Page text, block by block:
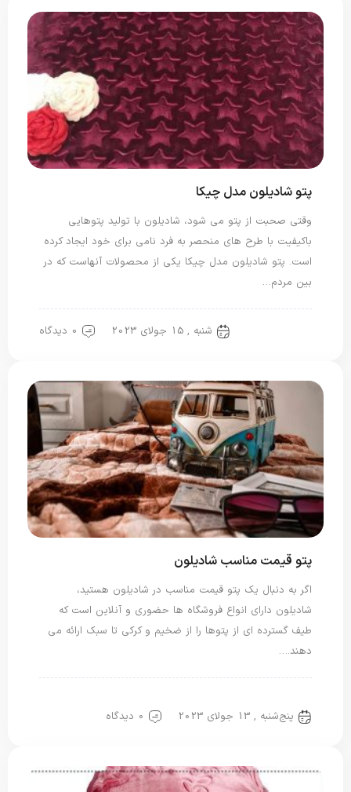
پتو شادیلون مدل چیکا
وقتی صحبت از پتو می شود، شادیلون با تولید پتوهایی
باکیفیت با طرح های منحصر به فرد نامی برای خود ایجاد کرده
است. پتو شادیلون مدل چیکا یکی از محصولات آنهاست که در
بین مردم…
شنبه , 15 جولای 2023 0 دیدگاه
پتو قیمت مناسب شادیلون
اگر به دنبال یک پتو قیمت مناسب در شادیلون هستید،
شادیلون دارای انواع فروشگاه ها حضوری و آنلاین است که
طیف گسترده ای از پتوها را از ضخیم و کرکی تا سبک ارائه می
دهند.…
پنج‌شنبه , 13 جولای 2023 0 دیدگاه